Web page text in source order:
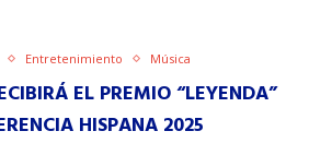
Entretenimiento Música
EL PREMIO “LEYENDA”
HISPANA 2025